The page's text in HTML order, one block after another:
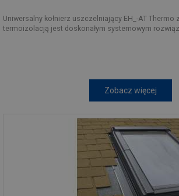
Uniwersalny kołnierz uszczelniający EH_-AT Thermo
termoizolacją jest doskonałym systemowym
Zobacz więcej